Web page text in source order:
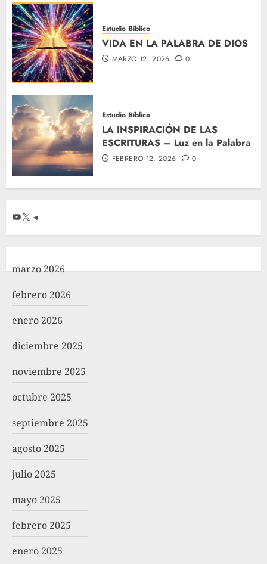
Estudio Bíblico
VIDA EN LA PALABRA DE DIOS
MARZO 12, 2026 0
Estudio Bíblico
LA INSPIRACIÓN DE LAS
ESCRITURAS – Luz en la Palabra
FEBRERO 12, 2026 0
YouTube
X Telegram
marzo 2026
febrero 2026
enero 2026
diciembre 2025
noviembre 2025
octubre 2025
septiembre 2025
agosto 2025
julio 2025
mayo 2025
febrero 2025
enero 2025